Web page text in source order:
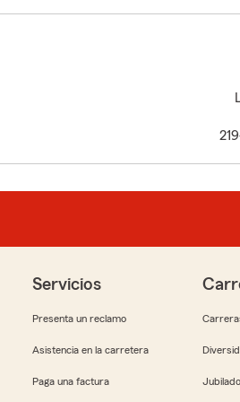
Servicios
Presenta un reclamo
Asistencia en la carretera
Paga una factura